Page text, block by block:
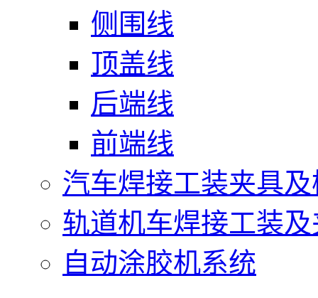
侧围线
顶盖线
后端线
前端线
汽车焊接工装夹具
轨道机车焊接工装
自动涂胶机系统